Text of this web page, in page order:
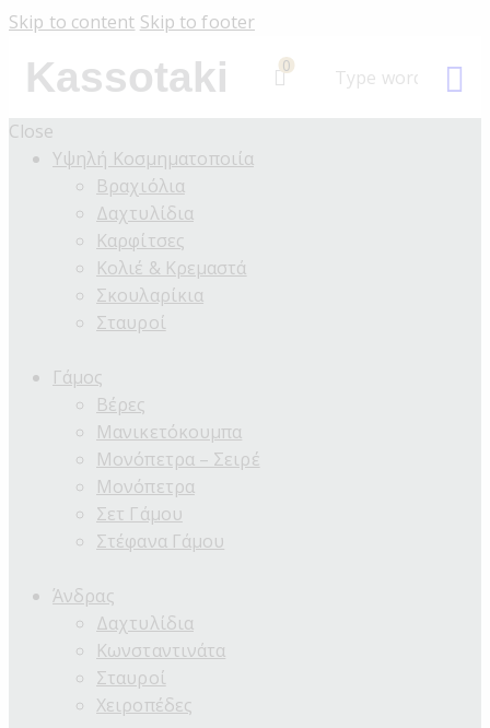
Skip to content Skip to footer
Kassotaki 0
Close
Υψηλή Κοσμηματοποιία
Βραχιόλια
Δαχτυλίδια
Καρφίτσες
Κολιέ & Κρεμαστά
Σκουλαρίκια
Σταυροί
Γάμος
Βέρες
Μανικετόκουμπα
Μονόπετρα – Σειρέ
Μονόπετρα
Σετ Γάμου
Στέφανα Γάμου
Άνδρας
Δαχτυλίδια
Κωνσταντινάτα
Σταυροί
Χειροπέδες